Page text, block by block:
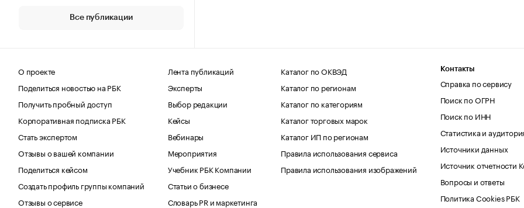
Все публикации
О проекте
Поделиться новостью на РБК
Получить пробный доступ
Корпоративная подписка РБК
Стать экспертом
Отзывы о вашей компании
Поделиться кейсом
Создать профиль группы компаний
Отзывы о сервисе
Лента публикаций
Эксперты
Выбор редакции
Кейсы
Вебинары
Мероприятия
Учебник РБК Компании
Статьи о бизнесе
Словарь PR и маркетинга
Каталог по ОКВЭД
Каталог по регионам
Каталог по категориям
Каталог торговых марок
Каталог ИП по регионам
Правила использования сервиса
Правила использования изображений
Контакты
Справка по сервису
Поиск по ОГРН
Поиск по ИНН
Статистика и
Источники данных
Источник отчетности
Вопросы и ответы
Политика Cookies РБК